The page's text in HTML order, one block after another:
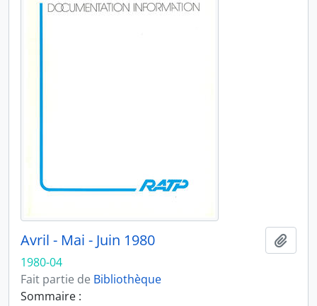
Avril - Mai - Juin 1980
1980-04
Fait partie de Bibliothèque
Sommaire :